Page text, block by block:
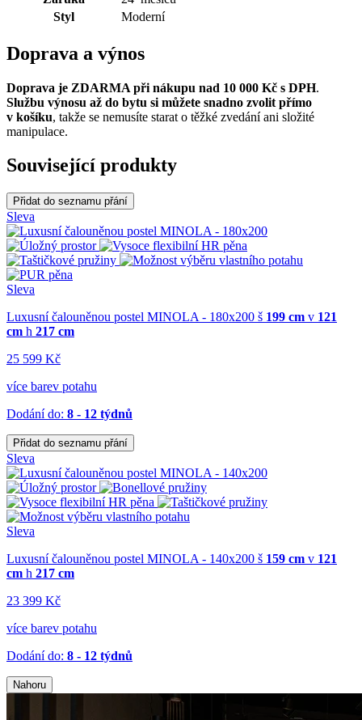
Styl
Moderní
Doprava a výnos
Doprava je ZDARMA při nákupu nad 10 000 Kč s DPH.
Službu výnosu až do bytu si můžete snadno zvolit přímo
v košíku, takže se nemusíte starat o těžké zvedání ani složité
manipulace.
Související produkty
Přidat do seznamu přání
Sleva
Sleva
Luxusní čalouněnou postel MINOLA - 180x200 š 199 cm v 121
cm h 217 cm
25 599 Kč
více barev potahu
Dodání do: 8 - 12 týdnů
Přidat do seznamu přání
Sleva
Sleva
Luxusní čalouněnou postel MINOLA - 140x200 š 159 cm v 121
cm h 217 cm
23 399 Kč
více barev potahu
Dodání do: 8 - 12 týdnů
Nahoru